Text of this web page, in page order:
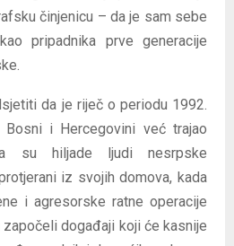
činjenicu – da je sam sebe
pripadnika prve generacije
da je riječ o periodu 1992.
i Hercegovini već trajao
su hiljade ljudi nesrpske
iz svojih domova, kada
i agresorske ratne operacije
događaji koji će kasnije